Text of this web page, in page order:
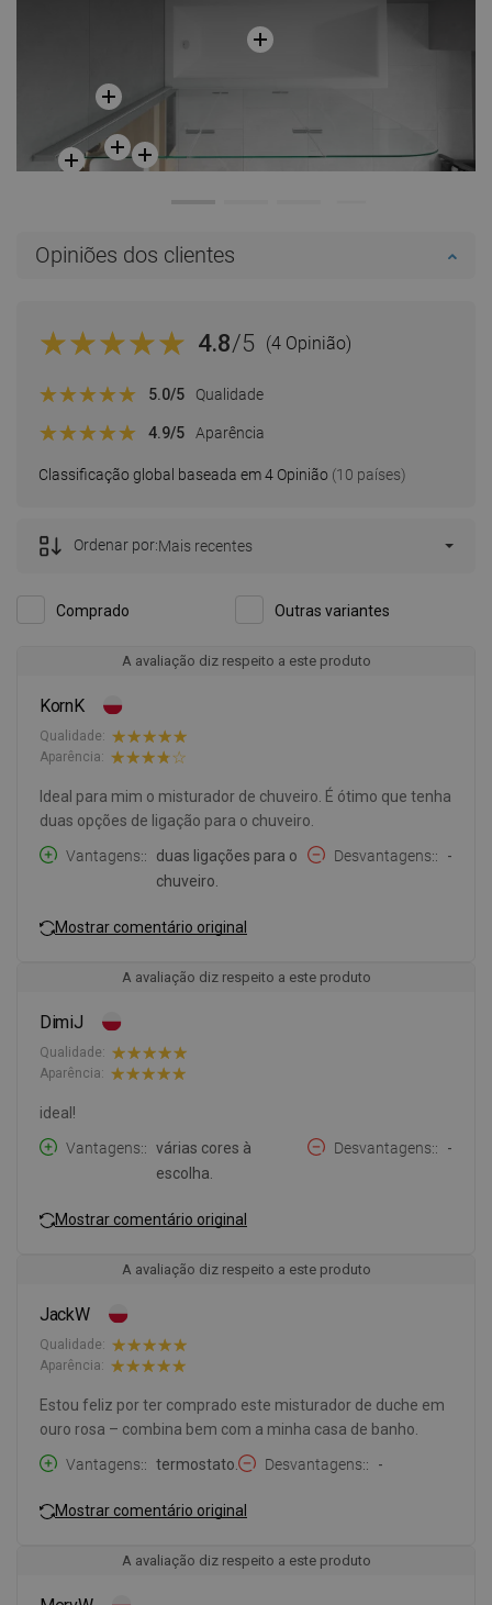
Opiniões dos clientes
4.8/5 (4 Opinião)
Classificação global baseada em 4 Opinião (10 países)
5.0/5 Qualidade
4.9/5 Aparência
Comprado Outras variantes
Ordenar por:Mais recentes
A avaliação diz respeito a este produto
KornK
Qualidade:
Aparência:
Ideal para mim o misturador de chuveiro. É ótimo que tenha
duas opções de ligação para o chuveiro.
Vantagens:
duas ligações para o
chuveiro.
Desvantagens: -
Mostrar comentário original
A avaliação diz respeito a este produto
DimiJ
Qualidade:
Aparência:
ideal!
Vantagens:
várias cores à
escolha.
Desvantagens: -
Mostrar comentário original
A avaliação diz respeito a este produto
JackW
Qualidade:
Aparência:
Estou feliz por ter comprado este misturador de duche em
ouro rosa – combina bem com a minha casa de banho.
Vantagens:
termostato. Desvantagens: -
Mostrar comentário original
A avaliação diz respeito a este produto